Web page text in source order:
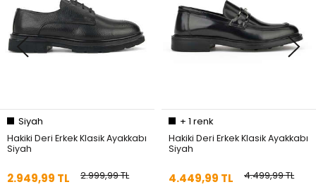
Siyah
Hakiki Deri Erkek Klasik Ayakkabı
Siyah
2.999,99 TL
2.949,99 TL
+ 1 renk
Hakiki Deri Erkek Klasik Ayakkabı
Siyah
4.499,99 TL
4.449,99 TL